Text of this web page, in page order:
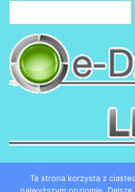
Ta strona korzysta z